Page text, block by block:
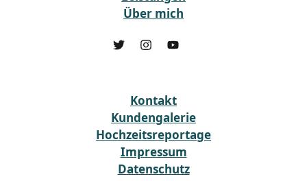
Über mich
Kontakt
Kundengalerie
Hochzeitsreportage
Impressum
Datenschutz